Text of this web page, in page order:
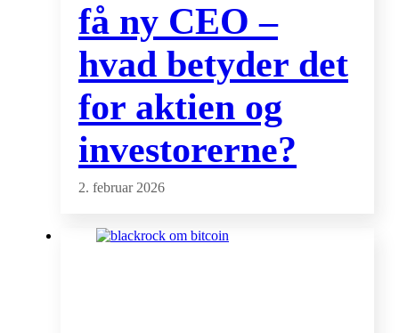
få ny CEO –
hvad betyder det
for aktien og
investorerne?
2. februar 2026